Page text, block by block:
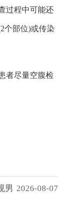
过程中可能还
个部位)或传染
者尽量空腹检
男 2026-08-07